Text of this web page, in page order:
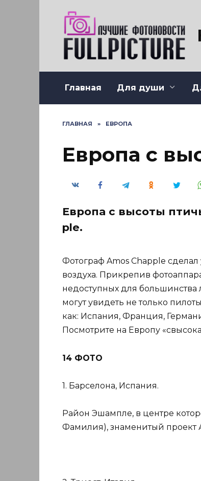
Главная Для души
ГЛАВНАЯ » ЕВРОПА
Европа с
Европа с высоты
ple.
Фотограф Amos Chap­ple
воздуха. Прикрепив
недоступных для большинства
могут увидеть не только
как: Испания, Франция,
Посмотрите на Европу
14 ФОТО
1. Барселона, Испания.
Район Эшампле, в центре
Фамилия), знаменитый проект